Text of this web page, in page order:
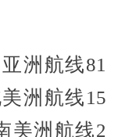
洲航线81
洲航线15
美洲航线2